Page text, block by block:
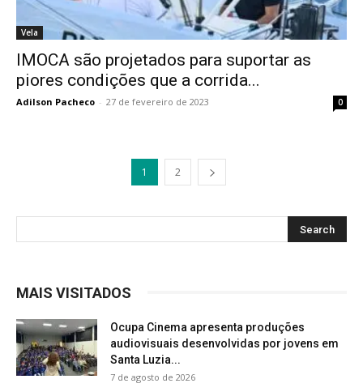
Vela
IMOCA são projetados para suportar as
piores condições que a corrida...
Adilson Pacheco - 27 de fevereiro de 2023 0
1 2
MAIS VISITADOS
Ocupa Cinema apresenta produções
audiovisuais desenvolvidas por jovens em
Santa Luzia...
7 de agosto de 2026